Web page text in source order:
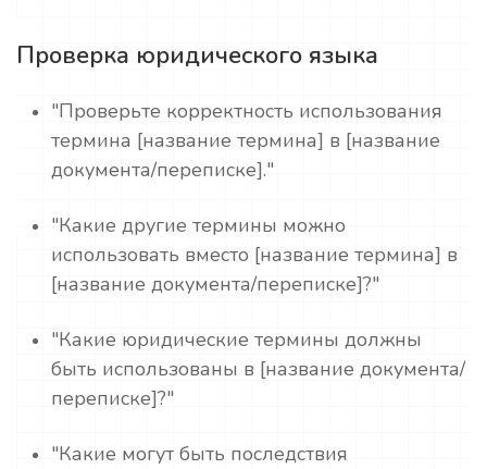
Проверка юридического языка
"Проверьте корректность использования
термина [название термина] в [название
документа/переписке]."
"Какие другие термины можно
использовать вместо [название термина] в
[название документа/переписке]?"
"Какие юридические термины должны
быть использованы в [название документа/
переписке]?"
"Какие могут быть последствия